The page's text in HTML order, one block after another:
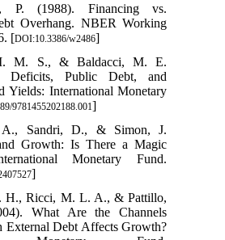
P. (1988). Financing vs.
Overhang. NBER Working
[DOI:10.3386/w2486]
M. S., & Baldacci, M. E.
Deficits, Public Debt, and
Yields: International Monetary
9781455202188.001]
A., Sandri, D., & Simon, J.
Growth: Is There a Magic
Monetary Fund.
]
H., Ricci, M. L. A., & Pattillo,
What Are the Channels
External Debt Affects Growth?